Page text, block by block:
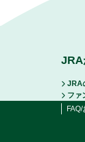
JRA
JRA
ファ